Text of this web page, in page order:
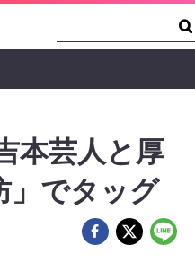
本芸人と厚
」でタッグ